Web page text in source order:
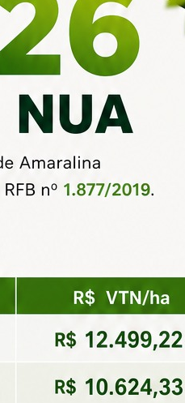
Nossos
Empresa
Consulta de alvará
Acessar